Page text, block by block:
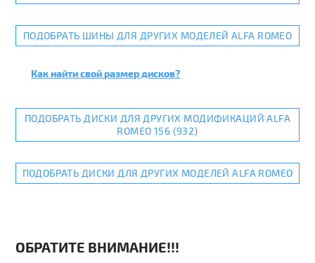
ПОДОБРАТЬ ШИНЫ ДЛЯ ДРУГИХ МОДЕЛЕЙ ALFA ROMEO
Как найти свой размер дисков?
ПОДОБРАТЬ ДИСКИ ДЛЯ ДРУГИХ МОДИФИКАЦИЙ ALFA
ROMEO 156 (932)
ПОДОБРАТЬ ДИСКИ ДЛЯ ДРУГИХ МОДЕЛЕЙ ALFA ROMEO
ОБРАТИТЕ ВНИМАНИЕ!!!